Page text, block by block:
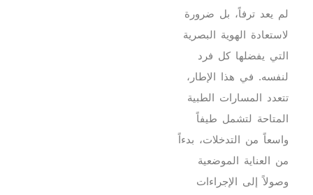
لم يعد ترفاً، بل ضرورة
لاستعادة الهوية البصرية
التي يفضلها كل فرد
لنفسه. في هذا الإطار،
تتعدد المسارات الطبية
المتاحة لتشمل طيفاً
واسعاً من التدخلات، بدءاً
من العناية الموضعية
وصولاً إلى الإجراءات